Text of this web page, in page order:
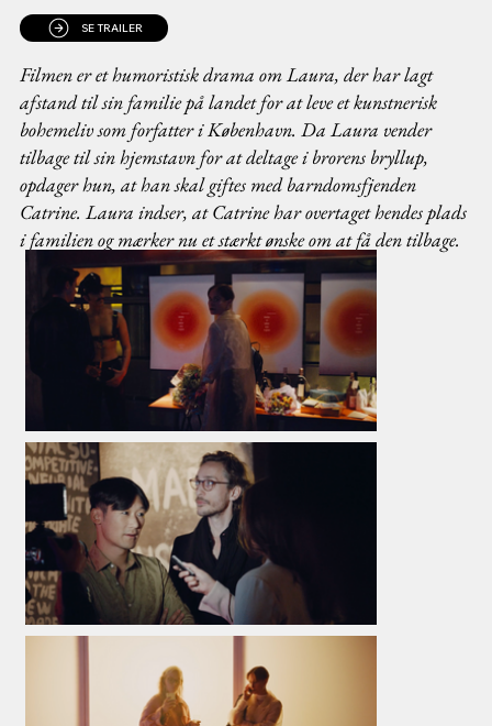
SE TRAILER
Filmen er et humoristisk drama om Laura, der har lagt
afstand til sin familie på landet for at leve et kunstnerisk
bohemeliv som forfatter i København. Da Laura vender
tilbage til sin hjemstavn for at deltage i brorens bryllup,
opdager hun, at han skal giftes med barndomsfjenden
Catrine. Laura indser, at Catrine har overtaget hendes plads
i familien og mærker nu et stærkt ønske om at få den tilbage.